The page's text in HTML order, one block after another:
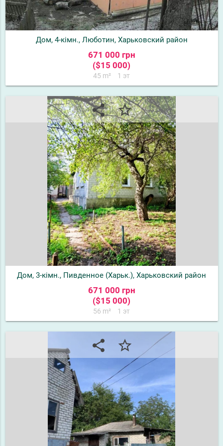
Дом, 4-кімн., Люботин, Харьковский район
671 000 грн
($15 000)
45 m² 1 эт
share star_border
Дом, 3-кімн., Пивденное (Харьк.), Харьковский район
671 000 грн
($15 000)
56 m² 1 эт
share star_border